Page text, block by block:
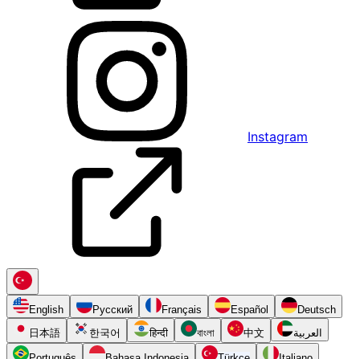
Instagram
English Русский Français Español
Deutsch
日本語
한국어 हिन्दी বাংলা 中文 العربية